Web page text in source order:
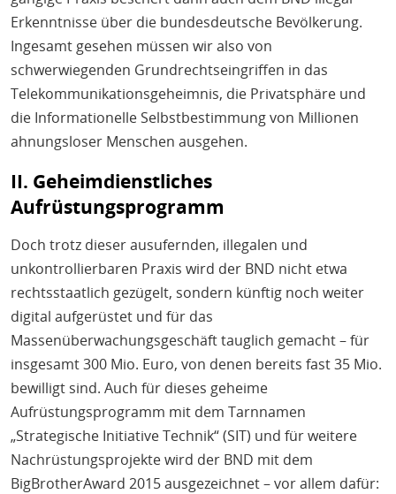
Erkenntnisse über die bundesdeutsche Bevölkerung.
Ingesamt gesehen müssen wir also von
schwerwiegenden Grundrechtseingriffen in das
Telekommunikationsgeheimnis, die Privatsphäre und
die Informationelle Selbstbestimmung von Millionen
ahnungsloser Menschen ausgehen.
II. Geheimdienstliches
Aufrüstungsprogramm
Doch trotz dieser ausufernden, illegalen und
unkontrollierbaren Praxis wird der BND nicht etwa
rechtsstaatlich gezügelt, sondern künftig noch weiter
digital aufgerüstet und für das
Massenüberwachungsgeschäft tauglich gemacht – für
insgesamt 300 Mio. Euro, von denen bereits fast 35 Mio.
bewilligt sind. Auch für dieses geheime
Aufrüstungsprogramm mit dem Tarnnamen
„Strategische Initiative Technik“ (SIT) und für weitere
Nachrüstungsprojekte wird der BND mit dem
BigBrotherAward 2015 ausgezeichnet – vor allem dafür: